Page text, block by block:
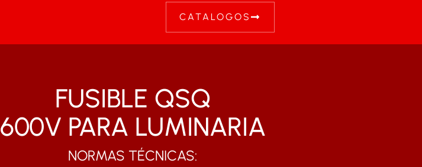
CATALOGOS
FUSIBLE QSQ
600V PARA LUMINARIA
NORMAS TÉCNICAS: